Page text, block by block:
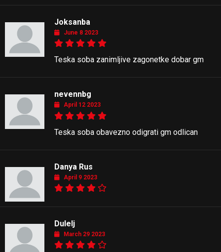
Joksanba
June 8 2023
Teska soba zanimljive zagonetke dobar gm
nevennbg
April 12 2023
Teska soba obavezno odigrati gm odlican
Danya Rus
April 9 2023
Dulelj
March 29 2023